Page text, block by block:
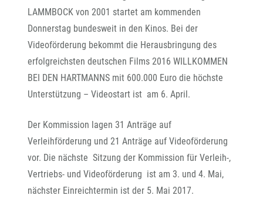
LAMMBOCK von 2001 startet am kommenden
Donnerstag bundesweit in den Kinos. Bei der
Videoförderung bekommt die Herausbringung des
erfolgreichsten deutschen Films 2016 WILLKOMMEN
BEI DEN HARTMANNS mit 600.000 Euro die höchste
Unterstützung – Videostart ist am 6. April.
Der Kommission lagen 31 Anträge auf
Verleihförderung und 21 Anträge auf Videoförderung
vor. Die nächste Sitzung der Kommission für Verleih-,
Vertriebs- und Videoförderung ist am 3. und 4. Mai,
nächster Einreichtermin ist der 5. Mai 2017.